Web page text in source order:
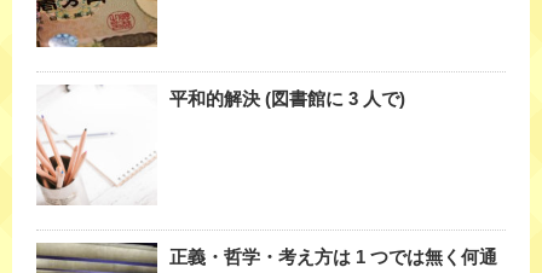
平和的解決 (図書館に 3 人で)
正義・哲学・考え方は 1 つでは無く何通